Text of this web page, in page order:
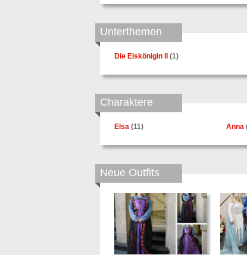
Unterthemen
Die Eiskönigin II (1)
Charaktere
Elsa (11) Anna
Neue Outfits